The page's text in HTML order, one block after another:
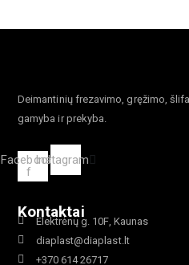
Deimantinių frezavimo, gręžimo,
gamyba ir prekyba.
Facebook-
f
Instagram
Kontaktai
Elektrėnų g. 10F, Kaunas
diaplast@diaplast.lt
+370 614 26717